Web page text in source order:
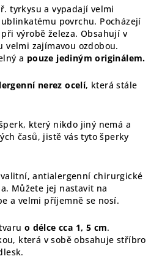
tyrkysu a vypadají velmi
povrchu. Pocházejí
výrobě železa. Obsahují v
velmi zajímavou ozdobou.
a pouze jediným originálem.
nerez ocelí, která stále
který nikdo jiný nemá a
časů, jistě vás tyto šperky
antialergenní chirurgické
Můžete jej nastavit na
a velmi příjemně se nosí.
o délce cca 1, 5 cm.
která v sobě obsahuje stříbro